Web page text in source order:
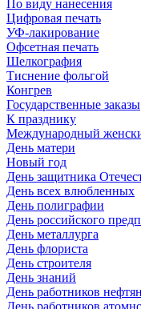
По виду нанесения
Цифровая печать
УФ-лакирование
Офсетная печать
Шелкография
Тиснение фольгой
Конгрев
Государственные заказы
К празднику
Международный
День матери
Новый год
День защитника
День всех влюбленных
День полиграфии
День российского
День металлурга
День флориста
День строителя
День знаний
День работников
День работников